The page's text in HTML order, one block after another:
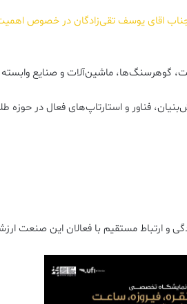
اقای یوسف تقی‌زادگان در خصوص
گوهرسنگ‌ها، ماشین‌آلات و صنایع وابسته
فناور و استارتاپ‌های فعال در حوزه
و ارتباط مستقیم با فعالان این صنعت